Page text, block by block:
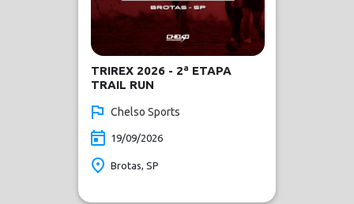
TRIREX 2026 - 2ª ETAPA
TRAIL RUN
Chelso Sports
19/09/2026
Brotas, SP